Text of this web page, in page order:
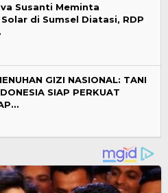
Susanti Meminta
di Sumsel Diatasi, RDP
GIZI NASIONAL: TANI
SIAP PERKUAT